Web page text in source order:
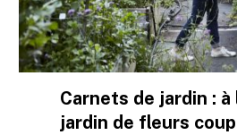
Carnets de jardin : à
jardin de fleurs